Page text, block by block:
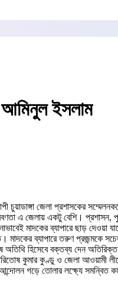
আমিনুল ইসলাম
চুয়াডাঙ্গা জেলা প্রশাসকের
এ জেলায় একটু বেশি। প্রশাসন,
মাদকের ব্যাপারে ছাড়
মাদকের ব্যাপারে তরুণ প্রজন্মকে
হিসেবে বক্তব্য দেন অতিরিক্ত
কুমার কুণ্ডু ও জেলা আওয়ামী
গড়ে তোলার লক্ষ্যে সমন্বিত